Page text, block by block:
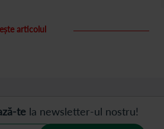
articolul
te la newsletter-ul nostru!